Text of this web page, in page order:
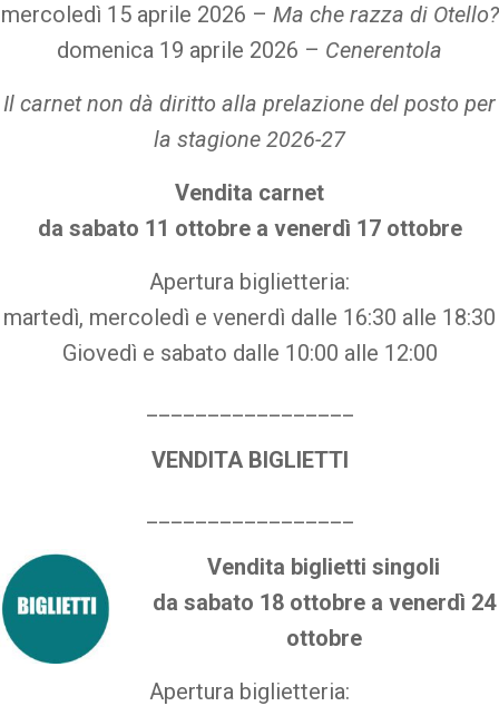
mercoledì 15 aprile 2026 – Ma che razza di Otello?
domenica 19 aprile 2026 – Cenerentola
Il carnet non dà diritto alla prelazione del posto per
la stagione 2026-27
Vendita carnet
da sabato 11 ottobre a venerdì 17 ottobre
Apertura biglietteria:
martedì, mercoledì e venerdì dalle 16:30 alle 18:30
Giovedì e sabato dalle 10:00 alle 12:00
VENDITA BIGLIETTI
Vendita biglietti singoli
da sabato 18 ottobre a venerdì 24
ottobre
Apertura biglietteria: